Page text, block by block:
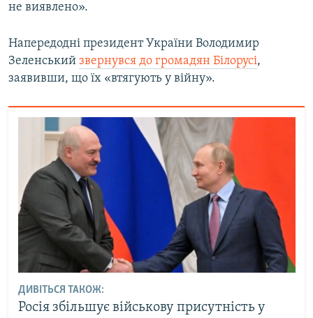
Усі сайти RFE/RL
не виявлено».
Напередодні президент України Володимир
Зеленський звернувся до громадян Білорусі,
заявивши, що їх «втягують у війну».
ДИВІТЬСЯ ТАКОЖ:
Росія збільшує військову присутність у